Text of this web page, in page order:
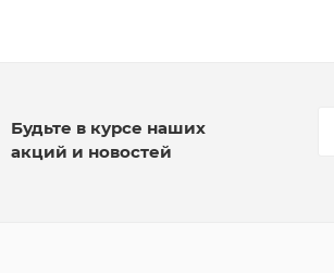
Будьте в курсе наших
акций и новостей